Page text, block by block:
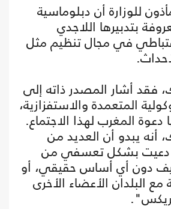
للوزارة أن دبلوماسية
بتدبيرها اللاجدي
في مجال تنظيم مثل
فقد أشار المصدر ذاته إلى
المتعمدة والاستفزازية،
المغرب لهذا الاجتماع.
أنه يبدو أن العديد من
دعيت بشكل تعسفي من
دون أي أساس حقيقي، أو
البلدان الأعضاء الأخرى